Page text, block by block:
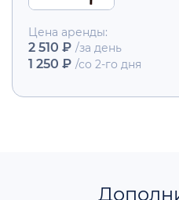
Цена аренды:
2 510 ₽ /за день
1 250 ₽ /со 2-го дня